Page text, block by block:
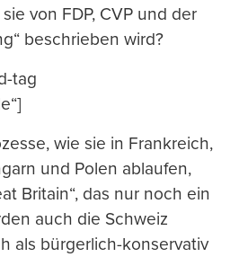
von FDP, CVP und der
beschrieben wird?
tag
wie sie in Frankreich,
und Polen ablaufen,
Britain“, das nur noch ein
auch die Schweiz
als bürgerlich-konservativ